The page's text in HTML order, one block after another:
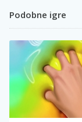
Podobne igre